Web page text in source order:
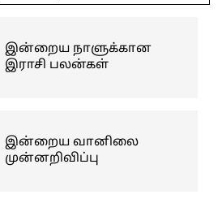
இன்றைய நாளுக்கான
இராசி பலன்கள்
இன்றைய வானிலை
முன்னறிவிப்பு